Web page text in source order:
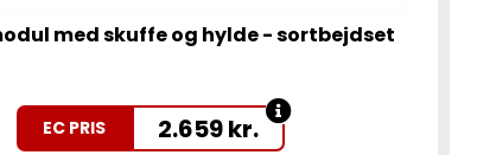
med skuffe og hylde - sortbejdset
EC PRIS 2.659kr.